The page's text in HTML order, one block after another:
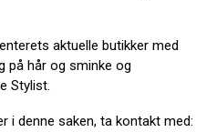
aktuelle butikker med
på hår og sminke og
Stylist.
i denne saken, ta kontakt med: